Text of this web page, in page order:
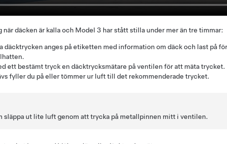
när däcken är kalla och Model 3 har stått stilla under mer än tre timmar:
däcktrycken anges på etiketten med information om däck och last på
ett bestämt tryck en däcktrycksmätare på ventilen för att mäta trycket.
fyller du på eller tömmer ur luft till det rekommenderade trycket.
släppa ut lite luft genom att trycka på metallpinnen mitt i ventilen.